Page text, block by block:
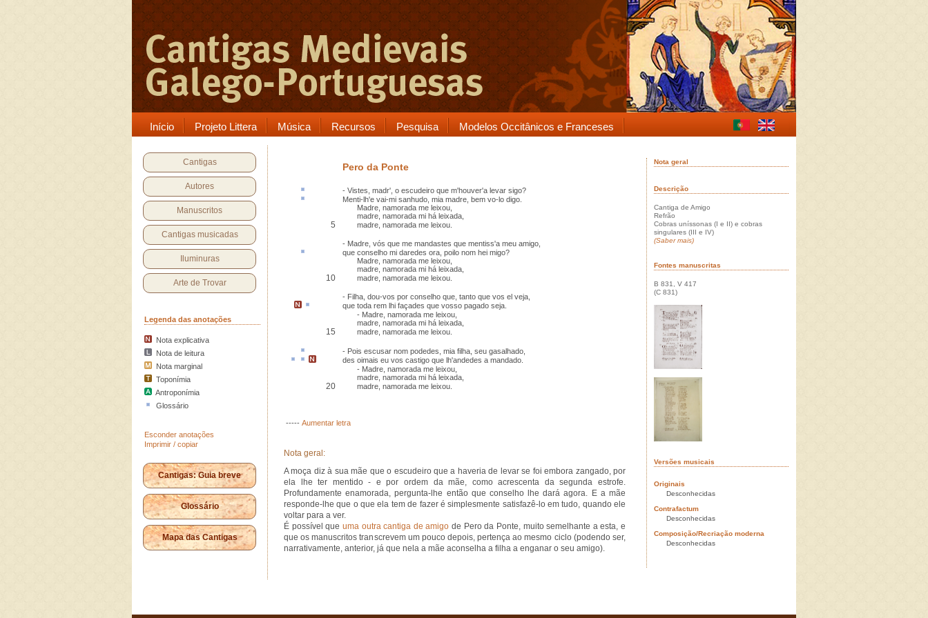
Início Projeto Littera Música Recursos Pesquisa Modelos Occitânicos e Franceses
Cantigas
Autores
Manuscritos
Cantigas musicadas
Iluminuras
Arte de Trovar
Legenda das anotações
Nota explicativa
Nota de leitura
Nota marginal
Toponímia
Antroponímia
Glossário
Esconder anotações
Imprimir / copiar
Cantigas: Guia breve
Glossário
Mapa das Cantigas
Pero da Ponte
- Vistes, madr', o escudeiro que m'houver'a levar sigo?
Menti-lh'e vai-mi sanhudo , mia madre, bem vo-lo digo.
Madre, namorada me leixou,
madre, namorada mi há leixada,
5 madre, namorada me leixou.
- Madre, vós que me mandastes que mentiss'a meu amigo,
que conselho mi daredes ora, poilo nom hei migo?
Madre, namorada me leixou,
madre, namorada mi há leixada,
10 madre, namorada me leixou.
- Filha, dou-vos por conselho que, tanto que vos el veja,
que toda rem lhi façades que vosso pagado seja.
- Madre, namorada me leixou,
madre, namorada mi há leixada,
15 madre, namorada me leixou.
- Pois escusar nom podedes, mia filha, seu gasalhado
des oimais eu vos castigo que lh'andedes a mandado
- Madre, namorada me leixou,
madre, namorada mi há leixada,
20 madre, namorada me leixou.
----- Aumentar letra
Nota geral:
A moça diz à sua mãe que o escudeiro que a haveria de levar se foi embora zangado, por
ela lhe ter mentido - e por ordem da mãe, como acrescenta da segunda estrofe.
Profundamente enamorada, pergunta-lhe então que conselho lhe dará agora. E a mãe
responde-lhe que o que ela tem de fazer é simplesmente satisfazê-lo em tudo, quando ele
voltar para a ver.
É possível que uma outra cantiga de amigo de Pero da Ponte, muito semelhante a esta, e
que os manuscritos transcrevem um pouco depois, pertença ao mesmo ciclo (podendo ser,
narrativamente, anterior, já que nela a mãe aconselha a filha a enganar o seu amigo).
Nota geral
Descrição
Cantiga de Amigo
Refrão
Cobras uníssonas (I e II) e cobras
singulares (III e IV)
(Saber mais)
Fontes manuscritas
B 831, V 417
(C 831)
Versões musicais
Originais
Desconhecidas
Contrafactum
Desconhecidas
Composição/Recriação moderna
Desconhecidas